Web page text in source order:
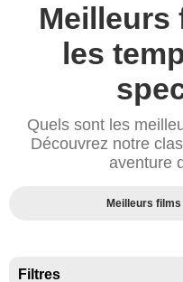
Meilleurs
les
Quels sont les
Découvrez notre
aventure
Meilleurs
Filtres